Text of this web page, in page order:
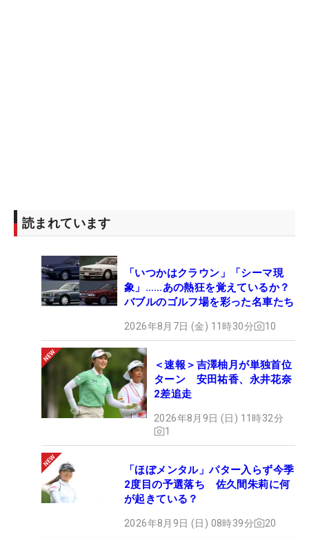
読まれています
「いつかはクラウン」「シーマ現
象」……あの熱狂を覚えているか？
バブルのゴルフ場を彩った名車たち
2026年8月7日 (金) 11時30分 10
＜速報＞吉澤柚月が単独首位
ターン 安田祐香、永井花奈
2差追走
2026年8月9日 (日) 11時32分
1
「ほぼメンタル」パター入らず今季
2度目の予選落ち 佐久間朱莉に何
が起きている？
2026年8月9日 (日) 08時39分 20